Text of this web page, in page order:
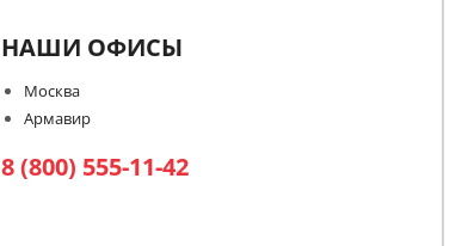
НАШИ ОФИСЫ
Москва
Армавир
8 (800) 555-11-42